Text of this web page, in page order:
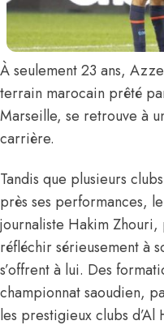
À seulement 23 ans,
terrain marocain prêté
Marseille, se retrouve à
carrière.
Tandis que plusieurs
près ses performances,
journaliste Hakim Zhouri,
réfléchir sérieusement à
s’offrent à lui. Des
championnat saoudien,
les prestigieux clubs d’Al